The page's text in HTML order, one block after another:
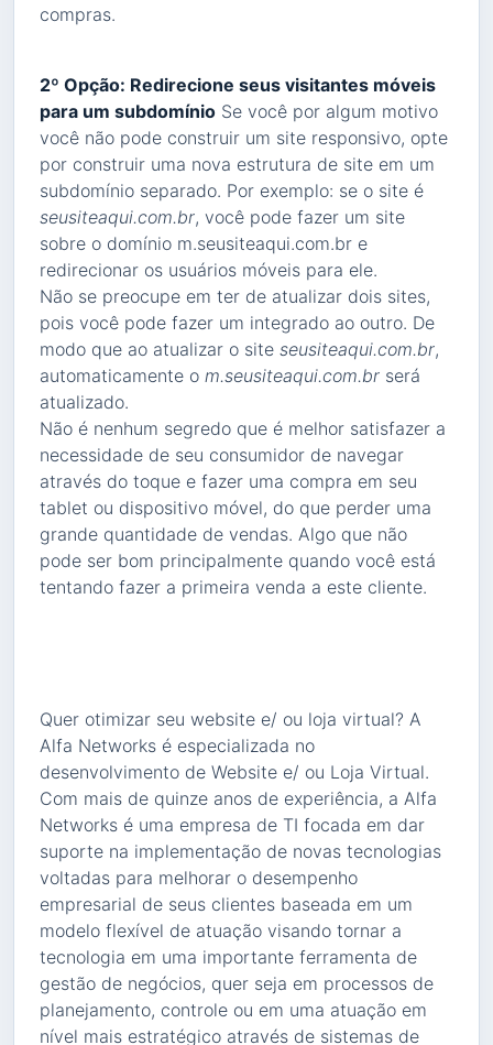
compras.
2º Opção: Redirecione seus visitantes móveis
para um subdomínio Se você por algum motivo
você não pode construir um site responsivo, opte
por construir uma nova estrutura de site em um
subdomínio separado. Por exemplo: se o site é
seusiteaqui.com.br, você pode fazer um site
sobre o domínio m.seusiteaqui.com.br e
redirecionar os usuários móveis para ele.
Não se preocupe em ter de atualizar dois sites,
pois você pode fazer um integrado ao outro. De
modo que ao atualizar o site seusiteaqui.com.br,
automaticamente o m.seusiteaqui.com.br será
atualizado.
Não é nenhum segredo que é melhor satisfazer a
necessidade de seu consumidor de navegar
através do toque e fazer uma compra em seu
tablet ou dispositivo móvel, do que perder uma
grande quantidade de vendas. Algo que não
pode ser bom principalmente quando você está
tentando fazer a primeira venda a este cliente.
Quer otimizar seu website e/ ou loja virtual? A
Alfa Networks é especializada no
desenvolvimento de Website e/ ou Loja Virtual.
Com mais de quinze anos de experiência, a Alfa
Networks é uma empresa de TI focada em dar
suporte na implementação de novas tecnologias
voltadas para melhorar o desempenho
empresarial de seus clientes baseada em um
modelo flexível de atuação visando tornar a
tecnologia em uma importante ferramenta de
gestão de negócios, quer seja em processos de
planejamento, controle ou em uma atuação em
nível mais estratégico através de sistemas de